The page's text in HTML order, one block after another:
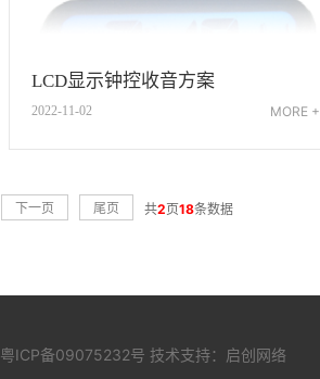
LCD显示钟控收音方案
2022-11-02 MORE +
下一页 尾页 共2页18条数据
粤ICP备09075232号 技术支持： 启创网络